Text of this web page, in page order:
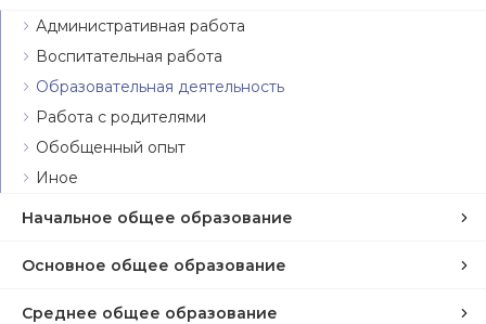
Административная работа
Воспитательная работа
Образовательная деятельность
Работа с родителями
Обобщенный опыт
Иное
Начальное общее образование
Основное общее образование
Среднее общее образование